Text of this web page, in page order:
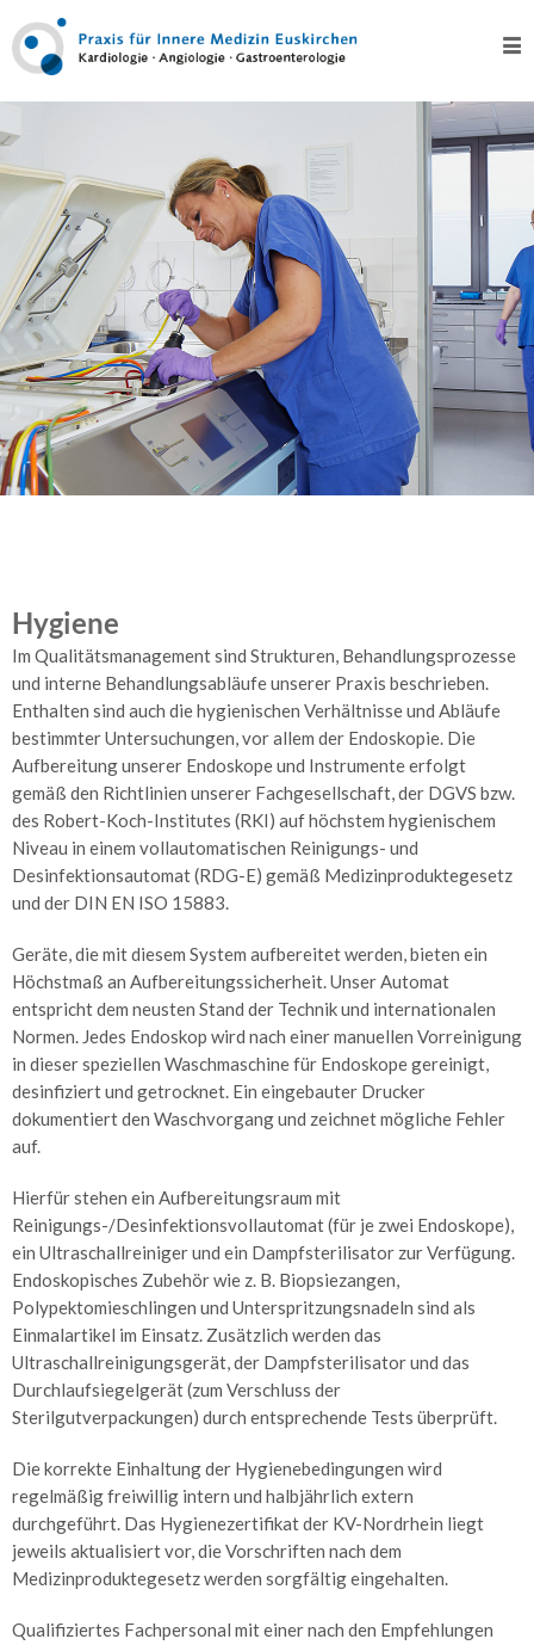
Hygiene
Im Qualitätsmanagement sind Strukturen, Behandlungsprozesse
und interne Behandlungsabläufe unserer Praxis beschrieben.
Enthalten sind auch die hygienischen Verhältnisse und Abläufe
bestimmter Untersuchungen, vor allem der Endoskopie. Die
Aufbereitung unserer Endoskope und Instrumente erfolgt
gemäß den Richtlinien unserer Fachgesellschaft, der DGVS bzw.
des Robert-Koch-Institutes (RKI) auf höchstem hygienischem
Niveau in einem vollautomatischen Reinigungs- und
Desinfektionsautomat (RDG-E) gemäß Medizinproduktegesetz
und der DIN EN ISO 15883.
Geräte, die mit diesem System aufbereitet werden, bieten ein
Höchstmaß an Aufbereitungssicherheit. Unser Automat
entspricht dem neusten Stand der Technik und internationalen
Normen. Jedes Endoskop wird nach einer manuellen Vorreinigung
in dieser speziellen Waschmaschine für Endoskope gereinigt,
desinfiziert und getrocknet. Ein eingebauter Drucker
dokumentiert den Waschvorgang und zeichnet mögliche Fehler
auf.
Hierfür stehen ein Aufbereitungsraum mit
Reinigungs-/Desinfektionsvollautomat (für je zwei Endoskope),
ein Ultraschallreiniger und ein Dampfsterilisator zur Verfügung.
Endoskopisches Zubehör wie z. B. Biopsiezangen,
Polypektomieschlingen und Unterspritzungsnadeln sind als
Einmalartikel im Einsatz. Zusätzlich werden das
Ultraschallreinigungsgerät, der Dampfsterilisator und das
Durchlaufsiegelgerät (zum Verschluss der
Sterilgutverpackungen) durch entsprechende Tests überprüft.
Die korrekte Einhaltung der Hygienebedingungen wird
regelmäßig freiwillig intern und halbjährlich extern
durchgeführt. Das Hygienezertifikat der KV-Nordrhein liegt
jeweils aktualisiert vor, die Vorschriften nach dem
Medizinproduktegesetz werden sorgfältig eingehalten.
Qualifiziertes Fachpersonal mit einer nach den Empfehlungen
Home
Über
Kontakt
Leistungen
Test
Kardiologie
–
Herz
EKG,
Langzeit-
und
Homemonitoring
Herzschrittmacher
Herz-
Ultraschall
Kardio-
MR
Herzkatheteruntersuchung
Angiologie
Gefäße
Arterienuntersuchungen
Venenuntersuchungen
Gastroenterologie
–
Sonographie/Duplex-
Sonographie
Magenspiegelung
Darmspiegelung
Chromo-
Endoskopie
Endoskopie
Enddarmspiegelung
&